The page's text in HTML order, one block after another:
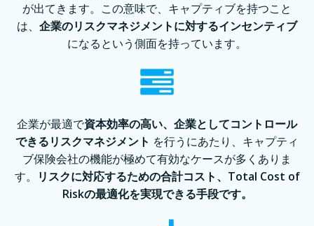
が出てきます。この意味で、キャプティブを持つこと
は、 企業のリスクマネジメントに対するインセンティブ
になるという側⾯を持っています。
企業が最適で資本効率の⾼い、企業としてコントロール
できるリスクマネジメント を⾏うにあたり、キャプティ
ブ保険会社の機能が極めて有効なケースが多くありま
す。
リスクに対応するための合計コスト、Total Cost of
Riskの最適化を実現できる手段です。